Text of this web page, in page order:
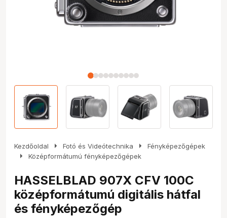
Kezdőoldal arrow_right Fotó és Videótechnika arrow_right Fényképezőgépek
arrow_right Középformátumú fényképezőgépek
HASSELBLAD 907X CFV 100C
középformátumú digitális hátfal
és fényképezőgép